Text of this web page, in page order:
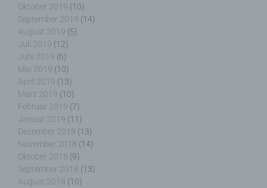
Oktober 2019 (10)
September 2019 (14)
August 2019 (5)
Juli 2019 (12)
Juni 2019 (6)
Mai 2019 (10)
April 2019 (13)
März 2019 (10)
Februar 2019 (7)
Januar 2019 (11)
Dezember 2018 (13)
November 2018 (14)
Oktober 2018 (9)
September 2018 (13)
August 2018 (10)
h) Auftragsverarbeiter
Auftragsverarbeiter ist eine natürliche oder
juristische Person, Behörde, Einrichtung oder
andere Stelle, die personenbezogene Daten im
Auftrag des Verantwortlichen verarbeitet.
i) Empfänger